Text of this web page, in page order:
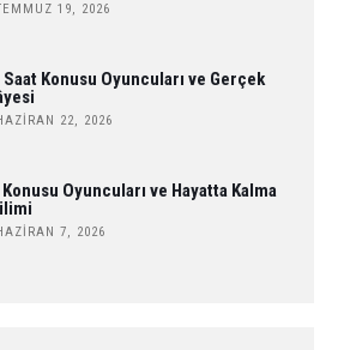
19, 2026
Saat Konusu Oyuncuları ve Gerçek
22, 2026
Oyuncuları ve Hayatta Kalma
7, 2026